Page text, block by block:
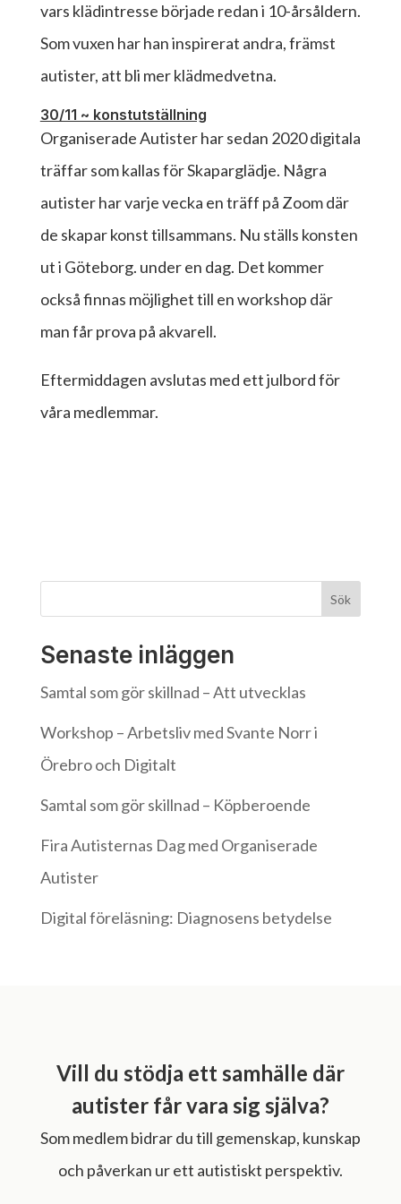
vars klädintresse började redan i 10-årsåldern.
Som vuxen har han inspirerat andra, främst
autister, att bli mer klädmedvetna.
30/11 ~ konstutställning
Organiserade Autister har sedan 2020 digitala
träffar som kallas för Skaparglädje. Några
autister har varje vecka en träff på Zoom där
de skapar konst tillsammans. Nu ställs konsten
ut i Göteborg. under en dag. Det kommer
också finnas möjlighet till en workshop där
man får prova på akvarell.
Eftermiddagen avslutas med ett julbord för
våra medlemmar.
Sök
Senaste inläggen
Samtal som gör skillnad – Att utvecklas
Workshop – Arbetsliv med Svante Norr i
Örebro och Digitalt
Samtal som gör skillnad – Köpberoende
Fira Autisternas Dag med Organiserade
Autister
Digital föreläsning: Diagnosens betydelse
Vill du stödja ett samhälle där
autister får vara sig själva?
Som medlem bidrar du till gemenskap, kunskap
och påverkan ur ett autistiskt perspektiv.